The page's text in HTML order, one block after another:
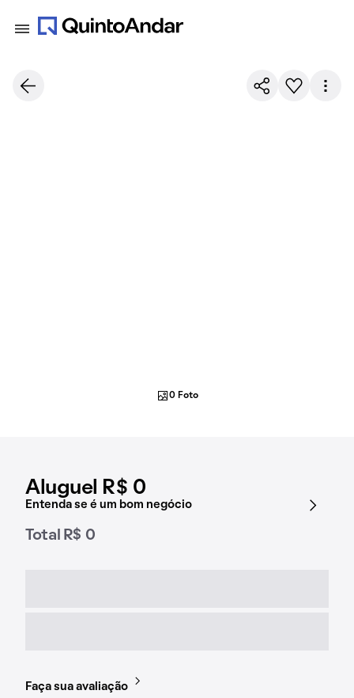
Aluguel R$ 0
Entenda se é um bom negócio
Total R$ 0
Faça sua avaliação
0 Foto